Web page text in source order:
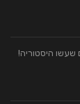
שעשו היסטוריה!